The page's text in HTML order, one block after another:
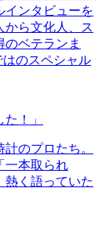
インタビューを
から文化人、ス
ベテランま
はのスペシャル
！」
のプロたち。
一本取られ
熱く語っていた